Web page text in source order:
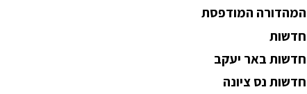
המהדורה המודפסת
חדשות
חדשות באר יעקב
חדשות נס ציונה